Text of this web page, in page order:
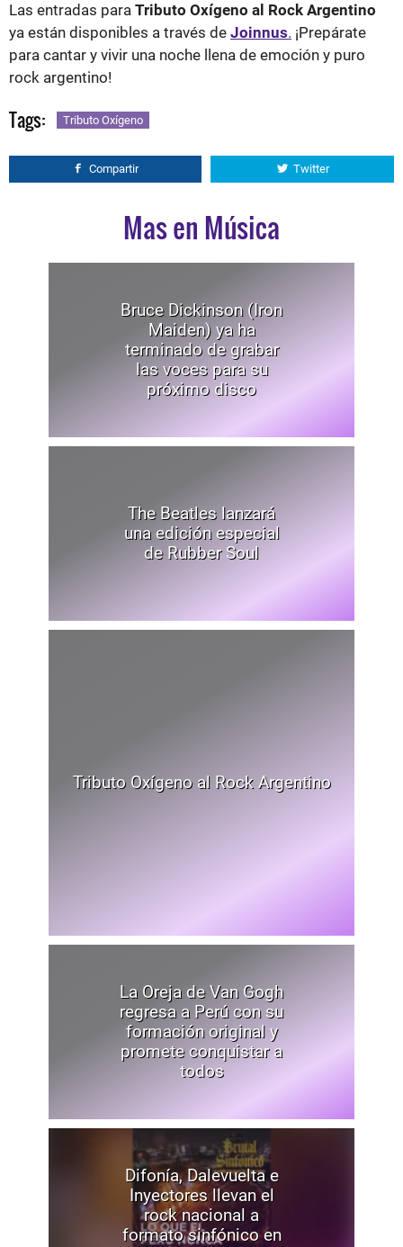
Las entradas para Tributo Oxígeno al Rock Argentino
ya están disponibles a través de Joinnus. ¡Prepárate
para cantar y vivir una noche llena de emoción y puro
rock argentino!
Tags: Tributo Oxígeno
Compartir Twitter
Mas en Música
Bruce Dickinson (Iron
Maiden) ya ha
terminado de grabar
las voces para su
próximo disco
The Beatles lanzará
una edición especial
de Rubber Soul
Tributo Oxígeno al Rock Argentino
La Oreja de Van Gogh
regresa a Perú con su
formación original y
promete conquistar a
todos
Difonía, Dalevuelta e
Inyectores llevan el
rock nacional a
formato sinfónico en